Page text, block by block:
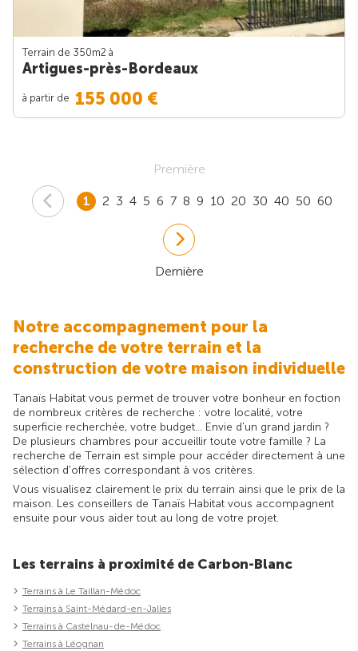
Terrain de 350m2 à
Artigues-près-Bordeaux
à partir de 155 000 €
Première
1 2 3 4 5 6 7 8 9 10 20 30 40 50 60
Dernière
Notre accompagnement pour la
recherche de votre terrain et la
construction de votre maison individuelle
Tanaïs Habitat vous permet de trouver votre bonheur en foction
de nombreux critères de recherche : votre localité, votre
superficie recherchée, votre budget... Envie d'un grand jardin ?
De plusieurs chambres pour accueillir toute votre famille ? La
recherche de Terrain est simple pour accéder directement à une
sélection d'offres correspondant à vos critères.
Vous visualisez clairement le prix du terrain ainsi que le prix de la
maison. Les conseillers de Tanaïs Habitat vous accompagnent
ensuite pour vous aider tout au long de votre projet.
Les terrains à proximité de Carbon-Blanc
Terrains à Le Taillan-Médoc
Terrains à Saint-Médard-en-Jalles
Terrains à Castelnau-de-Médoc
Terrains à Léognan